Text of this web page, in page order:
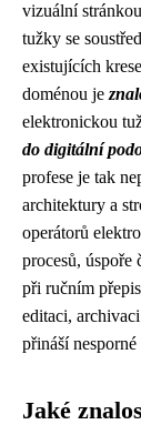
vizuální
tužky se
existujících
doménou je
elektronickou
do digitální
profese je tak
architektury a
operátorů
procesů,
při ručním
editaci,
přináší
Jaké